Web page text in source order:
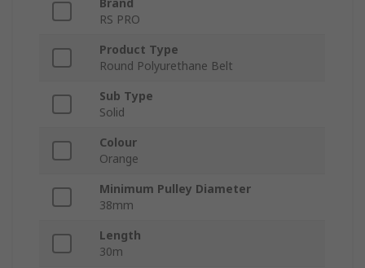
RS PRO
Product Type
Round Polyurethane Belt
Sub Type
Solid
Colour
Orange
Minimum Pulley Diameter
38mm
Length
30m